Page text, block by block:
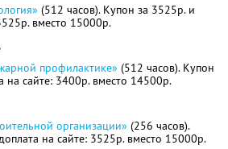
(512 часов). Купон за 3525р. и
вместо 15000р.
профилактике» (512 часов). Купон
на сайте: 3400р. вместо 14500р.
организации» (256 часов).
на сайте: 3525р. вместо 15000р.